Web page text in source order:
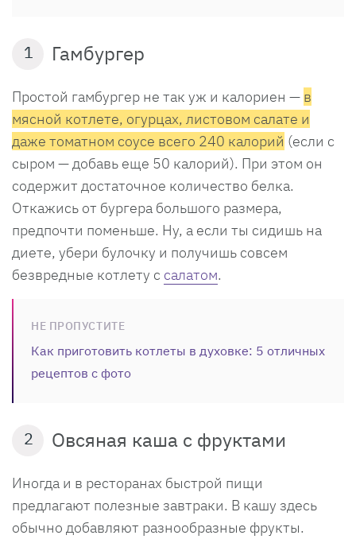
1 Гамбургер
Простой гамбургер не так уж и калориен — в
мясной котлете, огурцах, листовом салате и
даже томатном соусе всего 240 калорий (если с
сыром — добавь еще 50 калорий). При этом он
содержит достаточное количество белка.
Откажись от бургера большого размера,
предпочти поменьше. Ну, а если ты сидишь на
диете, убери булочку и получишь совсем
безвредные котлету с салатом.
НЕ ПРОПУСТИТЕ
Как приготовить котлеты в духовке: 5 отличных
рецептов с фото
2 Овсяная каша с фруктами
Иногда и в ресторанах быстрой пищи
предлагают полезные завтраки. В кашу здесь
обычно добавляют разнообразные фрукты.